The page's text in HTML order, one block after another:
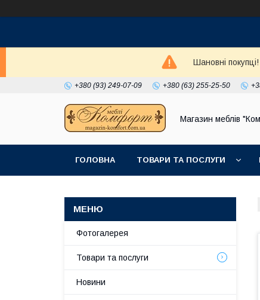
Шановні
+380 (93) 249-07-09 +380 (63) 255-25-50
Магазин меблів
ГОЛОВНА ТОВАРИ ТА ПОСЛУГИ
Фотогалерея
Товари та послуги
Новини